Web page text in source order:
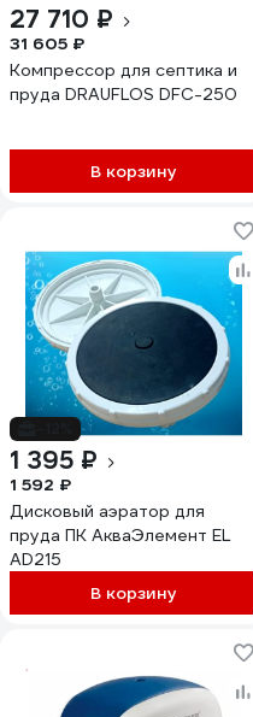
27 710 ₽
31 605 ₽
Компрессор для септика и
пруда DRAUFLOS DFC-250
В корзину
1 395 ₽
1 592 ₽
Дисковый аэратор для
пруда ПК АкваЭлемент EL
AD215
В корзину